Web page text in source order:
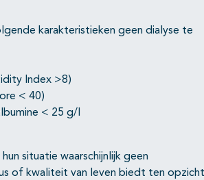
karakteristieken geen dialyse te
Index >8)
< 40)
< 25 g/l
situatie waarschijnlijk geen
of kwaliteit van leven biedt ten